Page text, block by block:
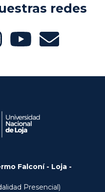
redes
Falconí - Loja -
Presencial)